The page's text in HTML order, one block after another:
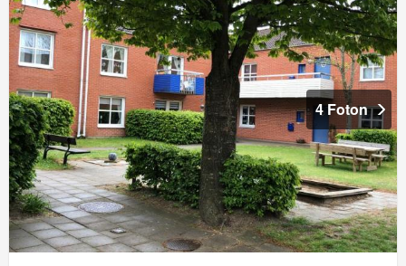
4 Foton